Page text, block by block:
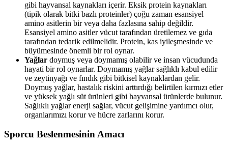
gibi hayvansal kaynakları içerir. Eksik protein kaynakları
(tipik olarak bitki bazlı proteinler) çoğu zaman esansiyel
amino asitlerin bir veya daha fazlasına sahip değildir.
Esansiyel amino asitler vücut tarafından üretilemez ve gıda
tarafından tedarik edilmelidir. Protein, kas iyileşmesinde ve
büyümesinde önemli bir rol oynar.
Yağlar doymuş veya doymamış olabilir ve insan vücudunda
hayati bir rol oynarlar. Doymamış yağlar sağlıklı kabul edilir
ve zeytinyağı ve fındık gibi bitkisel kaynaklardan gelir.
Doymuş yağlar, hastalık riskini arttırdığı belirtilen kırmızı etler
ve yüksek yağlı süt ürünleri gibi hayvansal ürünlerde bulunur.
Sağlıklı yağlar enerji sağlar, vücut gelişimine yardımcı olur,
organlarımızı korur ve hücre zarlarını korur.
Sporcu Beslenmesinin Amacı